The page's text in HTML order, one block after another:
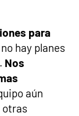
para
hay planes
Nos
aún
otras